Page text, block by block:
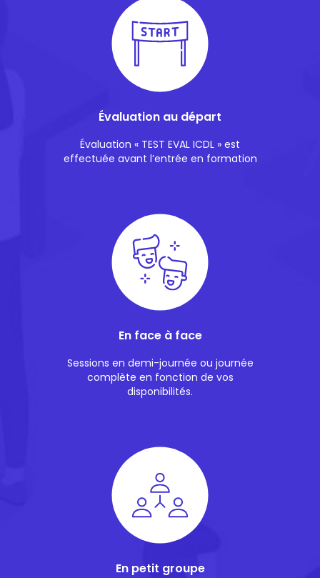
Évaluation au départ
Évaluation « TEST EVAL ICDL » est
effectuée avant l’entrée en formation
En face à face
Sessions en demi-journée ou journée
complète en fonction de vos
disponibilités.
En petit groupe